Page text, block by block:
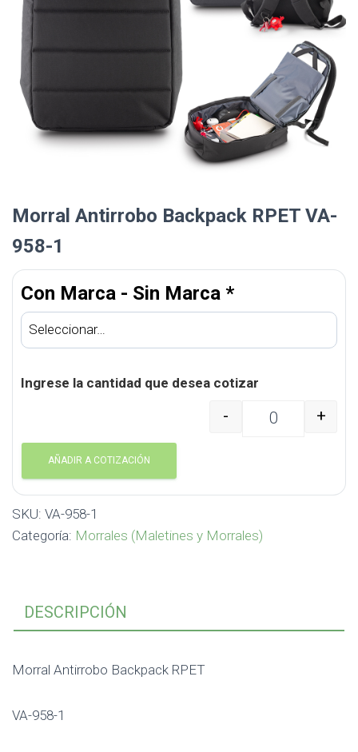
Morral Antirrobo Backpack RPET VA-
958-1
Con Marca - Sin Marca *
Ingrese la cantidad que desea cotizar
Morral Antirrobo
- +
AÑADIR A COTIZACIÓN
SKU: VA-958-1
Categoría: Morrales (Maletines y Morrales)
DESCRIPCIÓN
Morral Antirrobo Backpack RPET
VA-958-1